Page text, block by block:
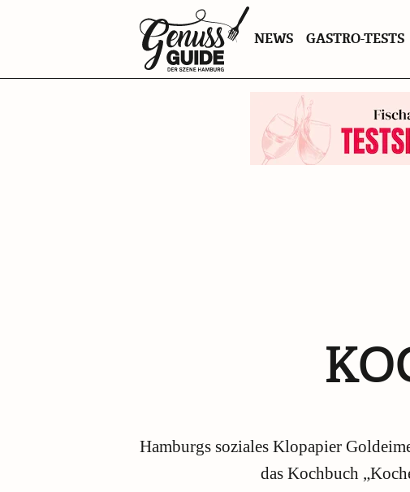
Zurück
zur
Startseite
NEWS GASTRO-TESTS
Hamburgs soziales Klopapier
das Kochbuch